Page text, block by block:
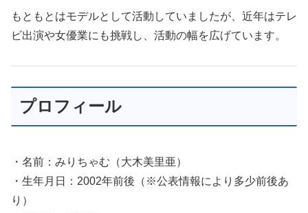
もともとはモデルとして活動していましたが、近年はテレ
ビ出演や女優業にも挑戦し、活動の幅を広げています。
プロフィール
・名前：みりちゃむ（大木美里亜）
・生年月日：2002年前後（※公表情報により多少前後あ
り）